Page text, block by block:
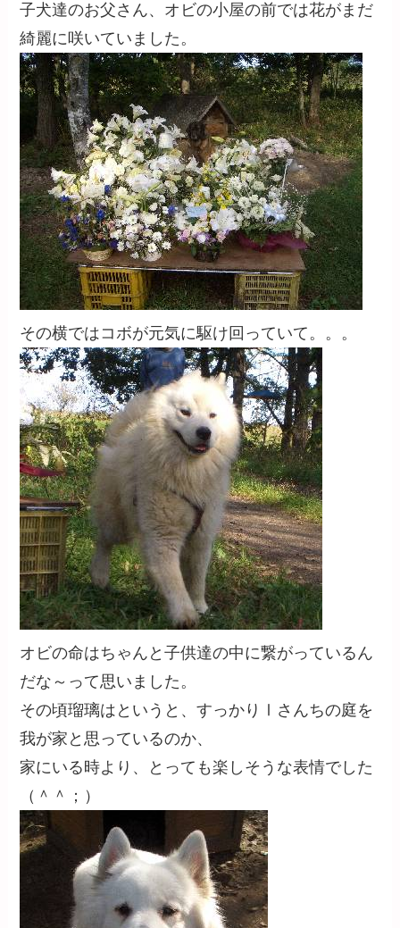
子犬達のお父さん、オビの小屋の前では花がまだ
綺麗に咲いていました。
その横ではコボが元気に駆け回っていて。。。
オビの命はちゃんと子供達の中に繋がっているん
だな～って思いました。
その頃瑠璃はというと、すっかりⅠさんちの庭を
我が家と思っているのか、
家にいる時より、とっても楽しそうな表情でした
（＾＾；）